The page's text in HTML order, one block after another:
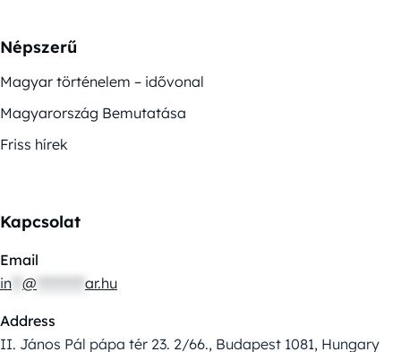
Népszerű
Magyar történelem – idővonal
Magyarország Bemutatása
Friss hírek
Kapcsolat
Email
in @ ar.hu
Address
II. János Pál pápa tér 23. 2/66., Budapest 1081, Hungary